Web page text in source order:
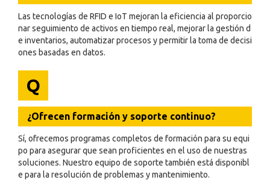
Las tecnologías de RFID e IoT mejoran la eficiencia al proporcio
nar seguimiento de activos en tiempo real, mejorar la gestión d
e inventarios, automatizar procesos y permitir la toma de decisi
ones basadas en datos.
Q
¿Ofrecen formación y soporte continuo?
Sí, ofrecemos programas completos de formación para su equi
po para asegurar que sean proficientes en el uso de nuestras
soluciones. Nuestro equipo de soporte también está disponibl
e para la resolución de problemas y mantenimiento.